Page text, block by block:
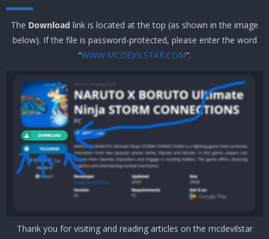
The Download link is located at the top (as shown in the image
below). If the file is password-protected, please enter the word
“WWW.MCDEVILSTAR.COM“.
Thank you for visiting and reading articles on the mcdevilstar